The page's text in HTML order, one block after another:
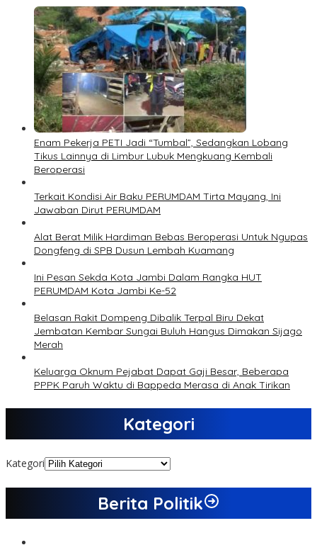
Enam Pekerja PETI Jadi “Tumbal”, Sedangkan Lobang
Tikus Lainnya di Limbur Lubuk Mengkuang Kembali
Beroperasi
Terkait Kondisi Air Baku PERUMDAM Tirta Mayang, Ini
Jawaban Dirut PERUMDAM
Alat Berat Milik Hardiman Bebas Beroperasi Untuk Ngupas
Dongfeng di SPB Dusun Lembah Kuamang
Ini Pesan Sekda Kota Jambi Dalam Rangka HUT
PERUMDAM Kota Jambi Ke-52
Belasan Rakit Dompeng Dibalik Terpal Biru Dekat
Jembatan Kembar Sungai Buluh Hangus Dimakan Sijago
Merah
Keluarga Oknum Pejabat Dapat Gaji Besar, Beberapa
PPPK Paruh Waktu di Bappeda Merasa di Anak Tirikan
Kategori
Kategori
Berita Politik